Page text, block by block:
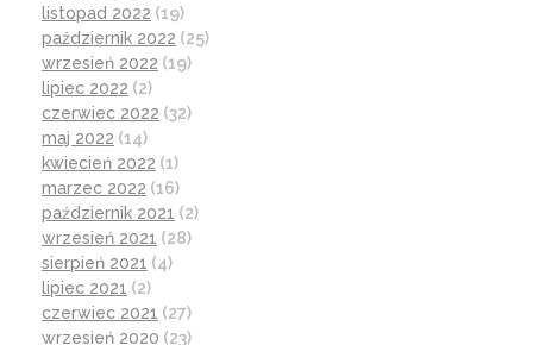
listopad 2022 (19)
październik 2022 (25)
wrzesień 2022 (19)
lipiec 2022 (2)
czerwiec 2022 (32)
maj 2022 (14)
kwiecień 2022 (1)
marzec 2022 (16)
październik 2021 (2)
wrzesień 2021 (28)
sierpień 2021 (4)
lipiec 2021 (2)
czerwiec 2021 (27)
wrzesień 2020 (23)